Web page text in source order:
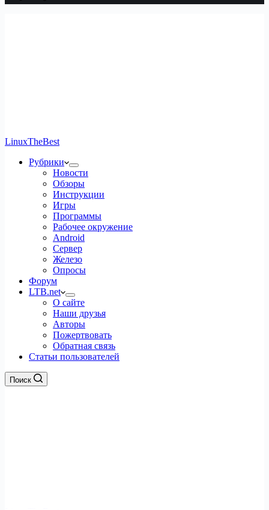
LinuxTheBest
Рубрики
Новости
Обзоры
Инструкции
Игры
Программы
Рабочее окружение
Android
Сервер
Железо
Опросы
Форум
LTB.net
О сайте
Наши друзья
Авторы
Пожертвовать
Обратная связь
Статьи пользователей
Поиск